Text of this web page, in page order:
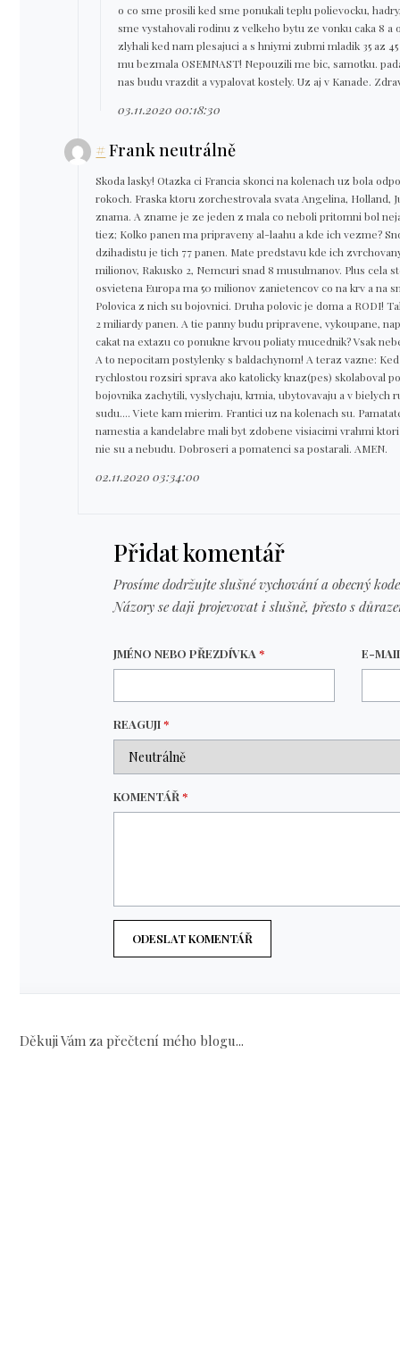
o co sme prosili ked sme ponukali teplu polievocku,
sme vystahovali rodinu z velkeho bytu ze vonku caka 8 a
zlyhali ked nam plesajuci a s hniymi zubmi mladik 35 az
mu bezmala OSEMNAST! Nepouzili me bic, samotku.
nas budu vrazdit a vypalovat kostely. Uz aj v Kanade.
03.11.2020 00:18:30
#Frank neutrálně
Skoda lasky! Otazka ci Francia skonci na kolenach uz bola
rokoch. Fraska ktoru zorchestrovala svata Angelina, Holland,
znama. A zname je ze jeden z mala co neboli pritomni bol
tiez; Kolko panen ma pripraveny al-laahu a kde ich vezme?
dzihadistu je tich 77 panen. Mate predstavu kde ich
milionov, Rakusko 2, Nemcuri snad 8 musulmanov. Plus cela
osvietena Europa ma 50 milionov zanietencov co na krv a na
Polovica z nich su bojovnici. Druha polovic je doma a RODI!
2 miliardy panen. A tie panny budu pripravene, vykoupane,
cakat na extazu co ponukne krvou poliaty mucednik? Vsak
A to nepocitam postylenky s baldachynom! A teraz vazne:
rychlostou rozsiri sprava ako katolicky knaz(pes) skolaboval
bojovnika zachytili, vyslychaju, krmia, ubytovavaju a v bielych
sudu.... Viete kam mierim. Frantici uz na kolenach su.
namestia a kandelabre mali byt zdobene visiacimi vrahmi
nie su a nebudu. Dobroseri a pomatenci sa postarali. AMEN.
02.11.2020 03:34:00
Přidat komentář
Prosíme dodržujte slušné vychování a obecný
Názory se daji projevovat i slušně, přesto s
JMÉNO NEBO PŘEZDÍVKA* E-
REAGUJI*
KOMENTÁŘ*
ODESLAT KOMENTÁŘ
Děkuji Vám za přečtení mého blogu...